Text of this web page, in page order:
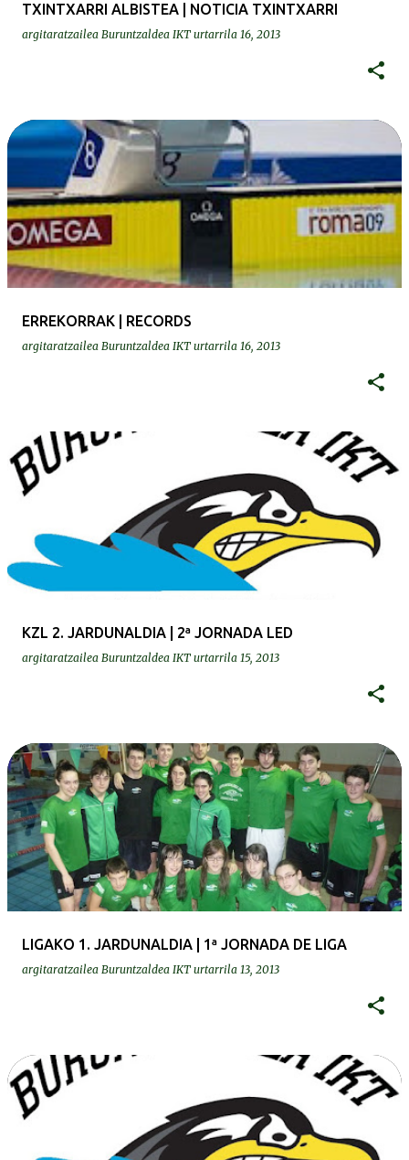
TXINTXARRI ALBISTEA | NOTICIA TXINTXARRI
argitaratzailea Buruntzaldea IKT urtarrila 16, 2013
ERREKORRAK | RECORDS
argitaratzailea Buruntzaldea IKT urtarrila 16, 2013
KZL 2. JARDUNALDIA | 2ª JORNADA LED
argitaratzailea Buruntzaldea IKT urtarrila 15, 2013
LIGAKO 1. JARDUNALDIA | 1ª JORNADA DE LIGA
argitaratzailea Buruntzaldea IKT urtarrila 13, 2013